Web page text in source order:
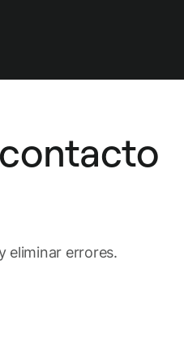
eliminar errores.